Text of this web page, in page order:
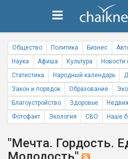
Общество Политика Бизнес
Наука
Афиша Культура Новости
Статистика
Народный календарь
Закон и порядок
Образование
Благоустройство
Здоровье
Фотофакт
Экология СВО Наше
"Мечта. Гордость.